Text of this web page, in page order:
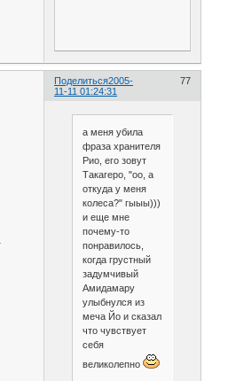
Поделиться 77
2005-
11-11 01:24:31
а меня убила
фраза хранителя
Рио, его зовут
Такагеро, "оо, а
откуда у меня
колеса?" гыыы)))
и еще мне
почему-то
понравилось,
когда грустный
задумчивый
Амидамару
улыбнулся из
меча Йо и сказал
что чувствует
себя
великолепно